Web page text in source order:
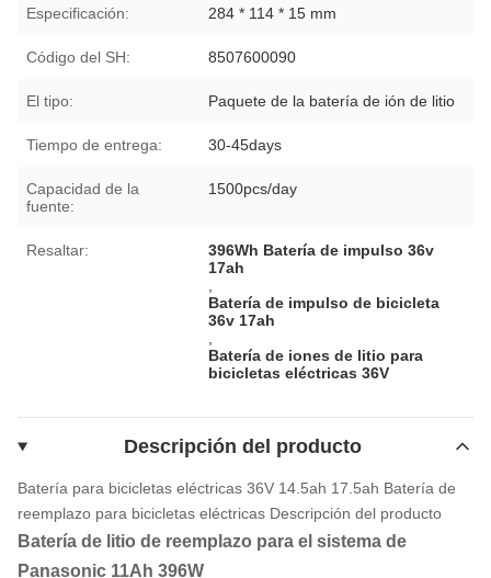
Especificación: 284 * 114 * 15 mm
Código del SH: 8507600090
El tipo: Paquete de la batería de ión de litio
Tiempo de entrega: 30-45days
Capacidad de la
fuente:
1500pcs/day
Resaltar:
396Wh Batería de impulso 36v
17ah
Batería de impulso de bicicleta
36v 17ah
Batería de iones de litio para
bicicletas eléctricas 36V
Descripción del producto
Batería para bicicletas eléctricas 36V 14.5ah 17.5ah Batería de
reemplazo para bicicletas eléctricas Descripción del producto
Batería de litio de reemplazo para el sistema de
Panasonic 11Ah 396W